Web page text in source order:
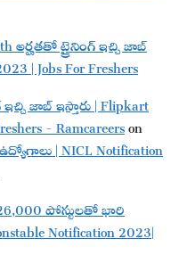
అర్హతతో ట్రైనింగ్ ఇచ్చి జాబ్
| Jobs For Freshers
జాబ్ ఇస్తారు | Flipkart
- Ramcareerson
| NICL Notification
పోస్టులతో భారి
Notification 2023|